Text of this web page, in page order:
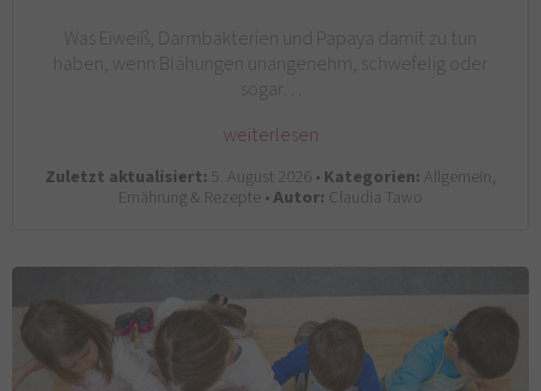
Was Eiweiß, Darmbakterien und Papaya damit zu tun
haben, wenn Blähungen unangenehm, schwefelig oder
sogar…
weiterlesen
Zuletzt aktualisiert: 5. August 2026 •Kategorien: Allgemein,
Ernährung & Rezepte •Autor: Claudia Tawo